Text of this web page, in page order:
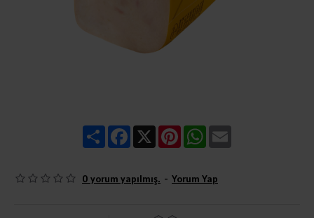
ShareFacebook
X PinterestWhatsApp
0 yorum yapılmış. - Yorum Yap